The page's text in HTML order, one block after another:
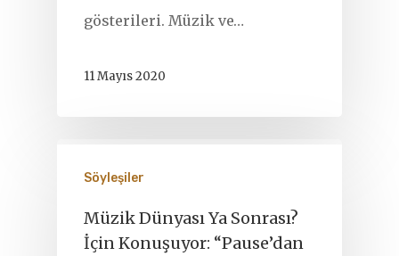
gösterileri. Müzik ve…
11 Mayıs 2020
Söyleşiler
Müzik Dünyası Ya Sonrası?
İçin Konuşuyor: “Pause’dan